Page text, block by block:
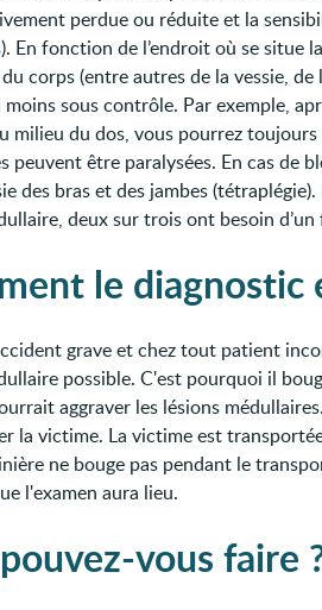
perdue ou réduite et la
En fonction de l’endroit où se situe
corps (entre autres de la vessie,
sous contrôle. Par exemple,
milieu du dos, vous pourrez
peuvent être paralysées. En cas de
des bras et des jambes
deux sur trois ont besoin
le diagnostic
grave et chez tout patient
possible. C'est pourquoi il
aggraver les lésions
la victime. La victime est
ne bouge pas pendant le
l'examen aura lieu.
vous faire